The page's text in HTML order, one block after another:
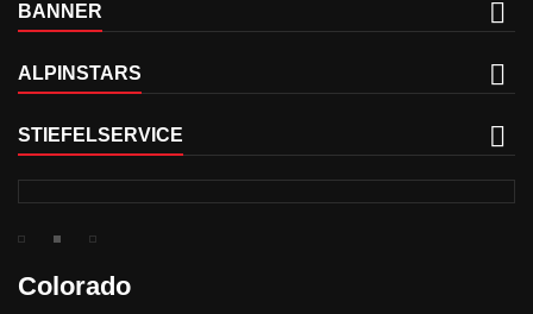
BANNER
ALPINSTARS
STIEFELSERVICE
Colorado